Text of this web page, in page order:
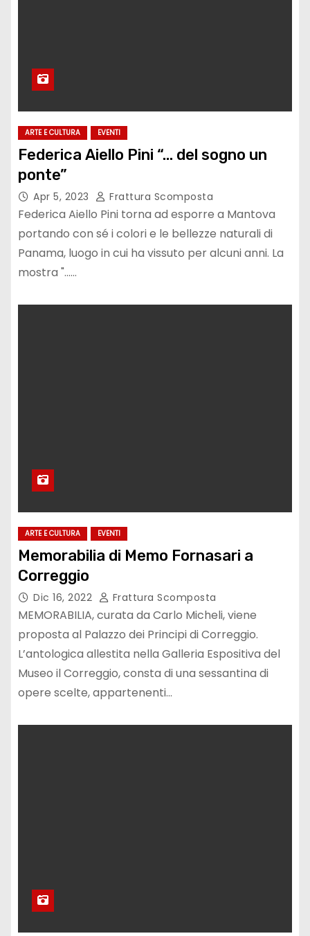
ARTE E CULTURA EVENTI
Federica Aiello Pini “… del sogno un
ponte”
Apr 5, 2023 Frattura Scomposta
Federica Aiello Pini torna ad esporre a Mantova
portando con sé i colori e le bellezze naturali di
Panama, luogo in cui ha vissuto per alcuni anni. La
mostra "...…
ARTE E CULTURA EVENTI
Memorabilia di Memo Fornasari a
Correggio
Dic 16, 2022 Frattura Scomposta
MEMORABILIA, curata da Carlo Micheli, viene
proposta al Palazzo dei Principi di Correggio.
L’antologica allestita nella Galleria Espositiva del
Museo il Correggio, consta di una sessantina di
opere scelte, appartenenti…